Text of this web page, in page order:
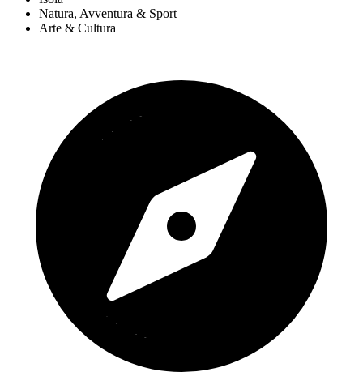
Natura, Avventura & Sport
Arte & Cultura